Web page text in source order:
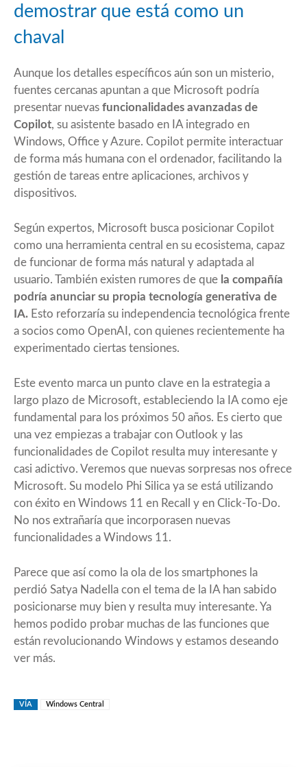
demostrar que está como un
chaval
Aunque los detalles específicos aún son un misterio,
fuentes cercanas apuntan a que Microsoft podría
presentar nuevas funcionalidades avanzadas de
Copilot, su asistente basado en IA integrado en
Windows, Office y Azure. Copilot permite interactuar
de forma más humana con el ordenador, facilitando la
gestión de tareas entre aplicaciones, archivos y
dispositivos.
Según expertos, Microsoft busca posicionar Copilot
como una herramienta central en su ecosistema, capaz
de funcionar de forma más natural y adaptada al
usuario. También existen rumores de que la compañía
podría anunciar su propia tecnología generativa de
IA. Esto reforzaría su independencia tecnológica frente
a socios como OpenAI, con quienes recientemente ha
experimentado ciertas tensiones.
Este evento marca un punto clave en la estrategia a
largo plazo de Microsoft, estableciendo la IA como eje
fundamental para los próximos 50 años. Es cierto que
una vez empiezas a trabajar con Outlook y las
funcionalidades de Copilot resulta muy interesante y
casi adictivo. Veremos que nuevas sorpresas nos ofrece
Microsoft. Su modelo Phi Silica ya se está utilizando
con éxito en Windows 11 en Recall y en Click-To-Do.
No nos extrañaría que incorporasen nuevas
funcionalidades a Windows 11.
Parece que así como la ola de los smartphones la
perdió Satya Nadella con el tema de la IA han sabido
posicionarse muy bien y resulta muy interesante. Ya
hemos podido probar muchas de las funciones que
están revolucionando Windows y estamos deseando
ver más.
VÍA Windows Central